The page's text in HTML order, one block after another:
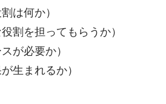
は何か）
割を担ってもらうか）
が必要か）
生まれるか）